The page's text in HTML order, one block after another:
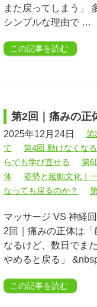
また戻ってしまう」
シンプルな理由で …
この記事を読む
第2回｜痛みの正
2025年12月24日 第
て
第4回 動けなくな
らでも学び直せる
第6
体
姿勢と延動文化｜
なっても戻るのか？
マッサージ VS 神経
2回｜痛みの正体は
なるけど、数日でま
やめると戻る」
この記事を読む